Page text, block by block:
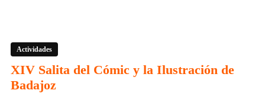
Actividades
XIV Salita del Cómic y la Ilustración de
Badajoz